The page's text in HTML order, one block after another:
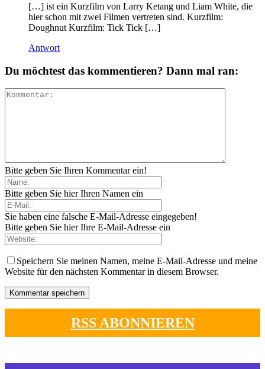
[…] ist ein Kurzfilm von Larry Ketang und Liam White, die
hier schon mit zwei Filmen vertreten sind. Kurzfilm:
Doughnut Kurzfilm: Tick Tick […]
Antwort
Du möchtest das kommentieren? Dann mal ran:
Bitte geben Sie Ihren Kommentar ein!
Bitte geben Sie hier Ihren Namen ein
Sie haben eine falsche E-Mail-Adresse eingegeben!
Bitte geben Sie hier Ihre E-Mail-Adresse ein
Speichern Sie meinen Namen, meine E-Mail-Adresse und meine
Website für den nächsten Kommentar in diesem Browser.
RSS ABONNIEREN